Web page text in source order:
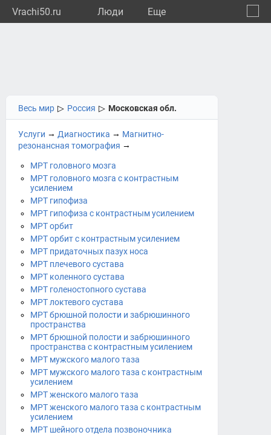
Vrachi50.ru Люди Eще
Весь мир ▷ Россия ▷ Московская обл.
Услуги → Диагностика → Магнитно-
резонансная томография →
МРТ головного мозга
МРТ головного мозга с контрастным
усилением
МРТ гипофиза
МРТ гипофиза с контрастным усилением
МРТ орбит
МРТ орбит с контрастным усилением
МРТ придаточных пазух носа
МРТ плечевого сустава
МРТ коленного сустава
МРТ голеностопного сустава
МРТ локтевого сустава
МРТ брюшной полости и забрюшинного
пространства
МРТ брюшной полости и забрюшинного
пространства с контрастным усилением
МРТ мужского малого таза
МРТ мужского малого таза с контрастным
усилением
МРТ женского малого таза
МРТ женского малого таза с контрастным
усилением
МРТ шейного отдела позвоночника